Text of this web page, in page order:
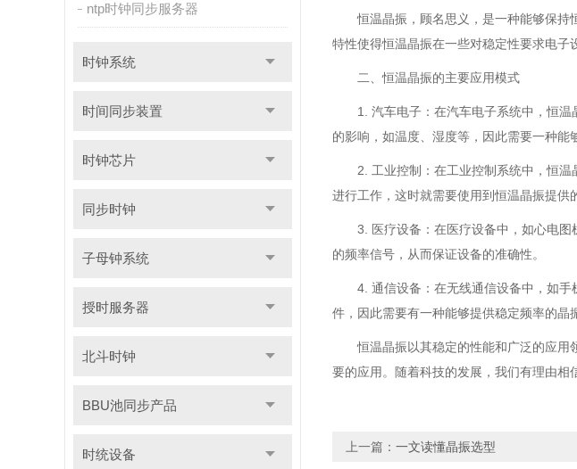
ntp时钟同步服务器
时钟系统
时间同步装置
时钟芯片
同步时钟
子母钟系统
授时服务器
北斗时钟
BBU池同步产品
时统设备
恒温晶振，顾名思义，是一种能够保持
特性使得恒温晶振在一些对稳定性要求电子
二、恒温晶振的主要应用模式
1. 汽车电子：在汽车电子系统中，恒
的影响，如温度、湿度等，因此需要一种能
2. 工业控制：在工业控制系统中，恒
进行工作，这时就需要使用到恒温晶振提供
3. 医疗设备：在医疗设备中，如心电
的频率信号，从而保证设备的准确性。
4. 通信设备：在无线通信设备中，如
件，因此需要有一种能够提供稳定频率的晶
恒温晶振以其稳定的性能和广泛的应
要的应用。随着科技的发展，我们有理由相
上一篇： 一文读懂晶振选型